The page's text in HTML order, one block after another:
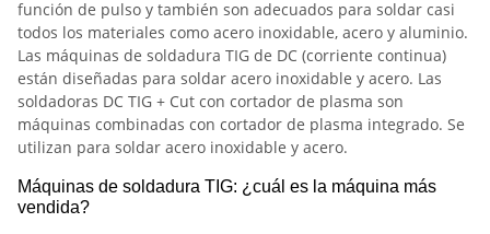
función de pulso y también son adecuados para soldar casi
todos los materiales como acero inoxidable, acero y aluminio.
Las máquinas de soldadura TIG de DC (corriente continua)
están diseñadas para soldar acero inoxidable y acero. Las
soldadoras DC TIG + Cut con cortador de plasma son
máquinas combinadas con cortador de plasma integrado. Se
utilizan para soldar acero inoxidable y acero.
Máquinas de soldadura TIG: ¿cuál es la máquina más
vendida?